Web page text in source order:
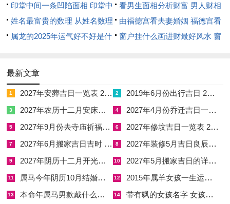
感情婚姻同样深受其害。夫妻之间缺乏坦诚沟通，易因外人闲话
或财务问题产生隔阂，同床异梦，但并非只能束手无策，在害太
岁之年属牛的朋友可在卧室安放一枚祥安阁联吉锦袋，借助其化
稳。
结合生肖牛的五行属土特性。此年火旺土焦，需特别防范脾胃消
化为你疾病，餐食不规律，应酬饮酒过量，都可能引发急性症
状，其健康危机比之其他凶运，更需要从生活习性层面着手防
范。
破太岁根基受损，生肖兔运势朋辈反目与投资穿底
卯兔入午年命理称「破太岁」。破，即损坏、破损、破裂，主好
事多磨，功败垂成，这种破败之气，专门针对合作事项与人际联
还是假
印堂中间一条凹陷面相 印堂中
间有条线沟好不好
看男生面相分析财富 男人财相
从哪里看
姓名最富贵的数理 从姓名数理
看富豪
由福德宫看夫妻婚姻 福德宫看
配偶生肖
属龙的2025年运气好不好是什
2025年属龙人的全年运势
窗户挂什么画进财最好风水 窗
最新文章
1 2027年安葬吉日一览表 2027年12月安葬吉日一览表 2 2019年6月份出行吉日 2027年6月出行吉日一览表
3 2027年农历十二月安床吉日 2027年正月安床吉日吉时查询 4 2027年4月份乔迁吉日一览表 2027年4月乔迁吉日吉时查询
5 2027年9月份去寺庙祈福的日子 2027年5月去寺庙吉日一览表 6 2027年修坟吉日一览表 2027年农历2月修坟吉日一览表
7 2027年6月搬家吉日吉时 2027年农历6月搬家吉日一览表 8 2027年装修5月吉日良辰查询表 2027年农历5月装修吉日一览表
9 2027年阴历十二月开光吉日 2027年12月开光吉日一览表 10 2027年5月搬家吉日的详细解释 2027年5月搬家吉日吉时查询
11 属马今年阴历10月结婚好吗 属马还有几年本命年结婚呢好吗 12 2015年属羊女孩一生运势 2015年属羊女2026年健康运好吗
13 本命年属马男款戴什么财神 本命年属马男士戴什么好一点 14 带有飒的女孩名字 女孩取名字带飒字有什么名字好听